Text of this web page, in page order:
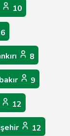
10
8
9
12
12